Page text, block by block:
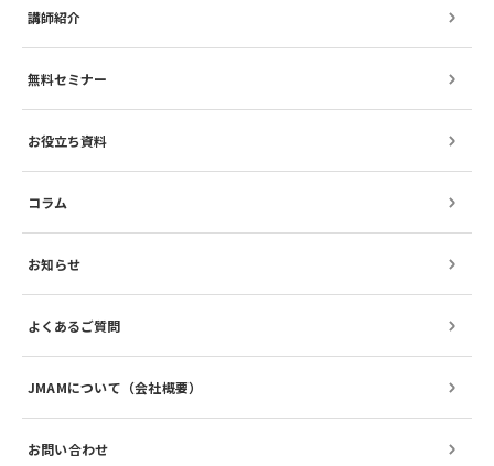
講師紹介
無料セミナー
お役立ち資料
コラム
お知らせ
よくあるご質問
JMAMについて（会社概要）
お問い合わせ